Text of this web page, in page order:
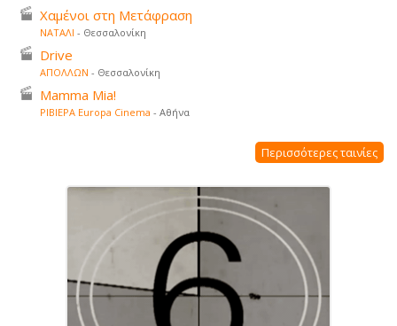
Χαμένοι στη Μετάφραση
ΝΑΤΑΛΙ - Θεσσαλονίκη
Drive
ΑΠΟΛΛΩΝ - Θεσσαλονίκη
Mamma Mia!
ΡΙΒΙΕΡΑ Europa Cinema - Αθήνα
Περισσότερες ταινίες